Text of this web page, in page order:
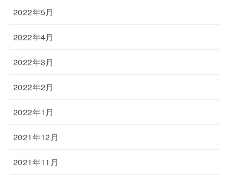
2022年5月
2022年4月
2022年3月
2022年2月
2022年1月
2021年12月
2021年11月